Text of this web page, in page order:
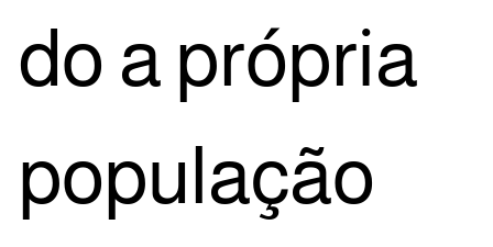
do a pró­pria
popu­la­ção